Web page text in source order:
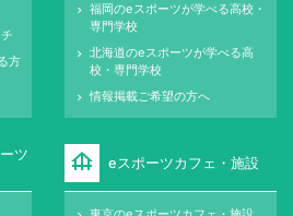
方
keyboard_arrow_right
福岡のeスポーツが学べる高校・
専門学校
keyboard_arrow_right
北海道のeスポーツが学べる高
校・専門学校
keyboard_arrow_right 情報掲載ご希望の方へ
ツ
foundation eスポーツカフェ・施設